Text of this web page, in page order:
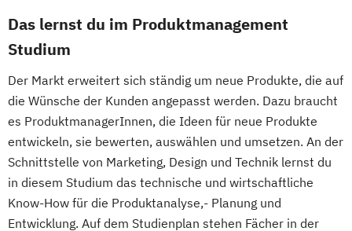
Personal
Organisation & Strategie
Polizeiliche Führung
Produktmarketing & Projektmanagement
Pädagogisch-Didaktischer Lehrgang für
Lehrende des Exekutivdienstes
Radiologietechnologie
Regenerative Energiesysteme &
technisches Energiemanagement
Robotik
Innovation
Product & Engineering Management
Interactive Media (EN)
Internationales Logistik-Management
Kommunikation
Wissen
Medien
Leading Transformation for Impact
Organizations
Das lernst du im Produktmanagement
Studium
Der Markt erweitert sich ständig um neue Produkte, die auf
die Wünsche der Kunden angepasst werden. Dazu braucht
es ProduktmanagerInnen, die Ideen für neue Produkte
entwickeln, sie bewerten, auswählen und umsetzen. An der
Schnittstelle von Marketing, Design und Technik lernst du
in diesem Studium das technische und wirtschaftliche
Know-How für die Produktanalyse,- Planung und
Entwicklung. Auf dem Studienplan stehen Fächer in der